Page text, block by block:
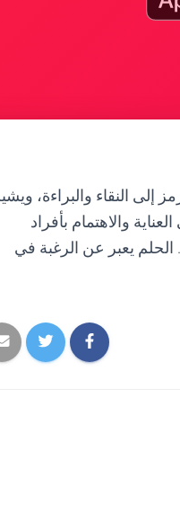
إلى النقاء والبراءة،
والاهتمام بأفراد
يعبر عن الرغبة في